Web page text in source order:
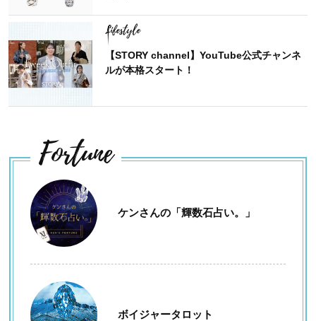
Lifestyle
【STORY channel】YouTube公式チャンネ
ルが本格スタート！
Fortune
ケンさんの「輝数石占い。」
ボイジャータロット